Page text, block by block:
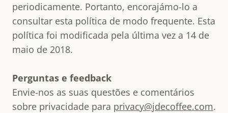
periodicamente. Portanto, encorajámo-lo a
consultar esta política de modo frequente. Esta
política foi modificada pela última vez a 14 de
maio de 2018.
Perguntas e feedback
Envie-nos as suas questões e comentários
sobre privacidade para privacy@jdecoffee.com.